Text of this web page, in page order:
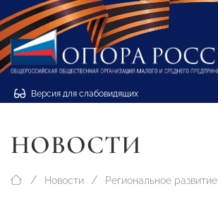
Версия для слабовидящих
НОВОСТИ
Новости Региональное развитие